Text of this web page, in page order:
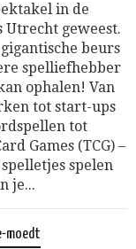
in de
Utrecht geweest.
beurs
spelliefhebber
ophalen! Van
tot start-ups
tot
Games (TCG) –
spelen
je...
moedt